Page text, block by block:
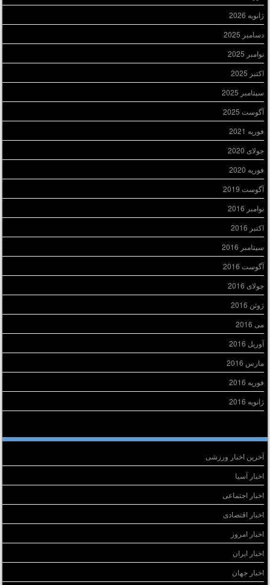
ژانویه 2026
دسامبر 2025
نوامبر 2025
اکتبر 2025
سپتامبر 2025
آگوست 2025
فوریه 2021
جولای 2020
فوریه 2020
آگوست 2019
نوامبر 2016
اکتبر 2016
سپتامبر 2016
آگوست 2016
جولای 2016
ژوئن 2016
می 2016
آوریل 2016
مارس 2016
فوریه 2016
ژانویه 2016
آخرین اخبار ورزشی
اخبار آسیا
اخبار اجتماعی
اخبار اقتصادی
اخبار امروز
اخبار ایران
اخبار جهان